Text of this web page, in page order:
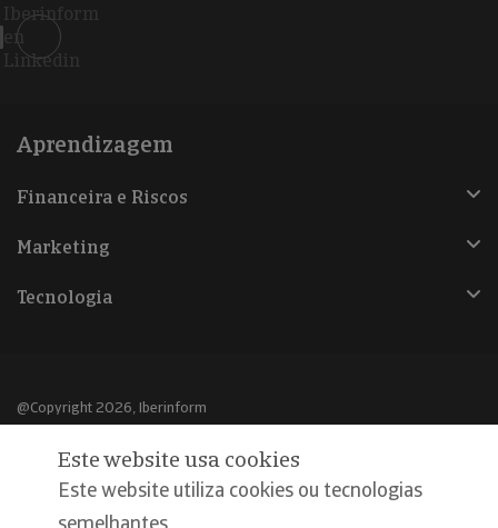
Iberinform
en
Linkedin
Aprendizagem
Financeira e Riscos
Marketing
Tecnologia
@Copyright 2026, Iberinform
Aviso legal
Política de cookies
Este website usa cookies
Este website utiliza cookies ou tecnologias
semelhantes,